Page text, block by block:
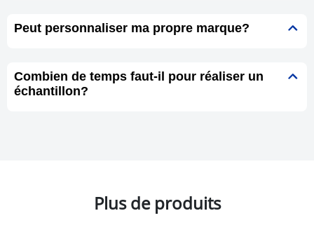
Peut personnaliser ma propre marque?
Combien de temps faut-il pour réaliser un
échantillon?
Plus de produits